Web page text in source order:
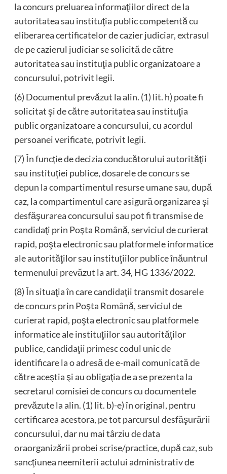
la concurs preluarea informaţiilor direct de la
autoritatea sau instituţia public competentă cu
eliberarea certificatelor de cazier judiciar, extrasul
de pe cazierul judiciar se solicită de către
autoritatea sau instituţia public organizatoare a
concursului, potrivit legii.
(6) Documentul prevăzut la alin. (1) lit. h) poate fi
solicitat şi de către autoritatea sau instituţia
public organizatoare a concursului, cu acordul
persoanei verificate, potrivit legii.
(7) În funcţie de decizia conducătorului autorităţii
sau instituţiei publice, dosarele de concurs se
depun la compartimentul resurse umane sau, după
caz, la compartimentul care asigură organizarea şi
desfăşurarea concursului sau pot fi transmise de
candidaţi prin Poşta Română, serviciul de curierat
rapid, poşta electronic sau platformele informatice
ale autorităţilor sau instituţiilor publice înăuntrul
termenului prevăzut la art. 34, HG 1336/2022.
(8) În situaţia în care candidaţii transmit dosarele
de concurs prin Poşta Română, serviciul de
curierat rapid, poşta electronic sau platformele
informatice ale instituţiilor sau autorităţilor
publice, candidaţii primesc codul unic de
identificare la o adresă de e-mail comunicată de
către aceştia şi au obligaţia de a se prezenta la
secretarul comisiei de concurs cu documentele
prevăzute la alin. (1) lit. b)-e) în original, pentru
certificarea acestora, pe tot parcursul desfăşurării
concursului, dar nu mai târziu de data
oraorganizării probei scrise/practice, după caz, sub
sancţiunea neemiterii actului administrativ de